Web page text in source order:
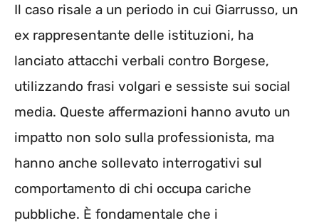
Il caso risale a un periodo in cui Giarrusso, un
ex rappresentante delle istituzioni, ha
lanciato attacchi verbali contro Borgese,
utilizzando frasi volgari e sessiste sui social
media. Queste affermazioni hanno avuto un
impatto non solo sulla professionista, ma
hanno anche sollevato interrogativi sul
comportamento di chi occupa cariche
pubbliche. È fondamentale che i